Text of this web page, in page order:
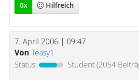
0x Hilfreich
7. April 2006 | 09:47
Von Teasy1
Status:
Student(2054